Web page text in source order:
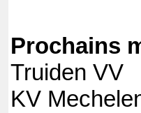
Prochains
Truiden
KV